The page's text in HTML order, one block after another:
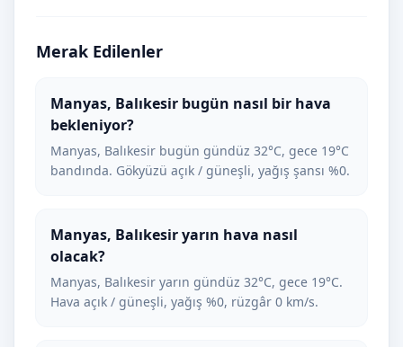
Merak Edilenler
Manyas, Balıkesir bugün nasıl bir hava
bekleniyor?
Manyas, Balıkesir bugün gündüz 32°C, gece 19°C
bandında. Gökyüzü açık / güneşli, yağış şansı %0.
Manyas, Balıkesir yarın hava nasıl
olacak?
Manyas, Balıkesir yarın gündüz 32°C, gece 19°C.
Hava açık / güneşli, yağış %0, rüzgâr 0 km/s.